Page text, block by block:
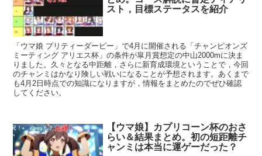
スト，目標ステータスを紹介
「ウマ娘 プリティーダービー」で4月に開催される「チャンピオンズ
ミーティング アリエス杯」の条件が皐月賞想定の中山2000mに決ま
りました。久々となる中距離，さらに新育成環境ということで，今回
のチャンミはかなり険しい戦いになることが予想されます。あくまで
も4月2日時点での知識になりますが，情報をまとめたのでぜひ確認
してください。
【ウマ娘】カプリコーン杯のおさ
らい＆結果まとめ。初の短距離チ
ャンミは本当に運ゲーだった？